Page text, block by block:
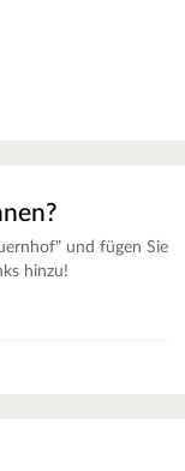
und fügen Sie
hinzu!